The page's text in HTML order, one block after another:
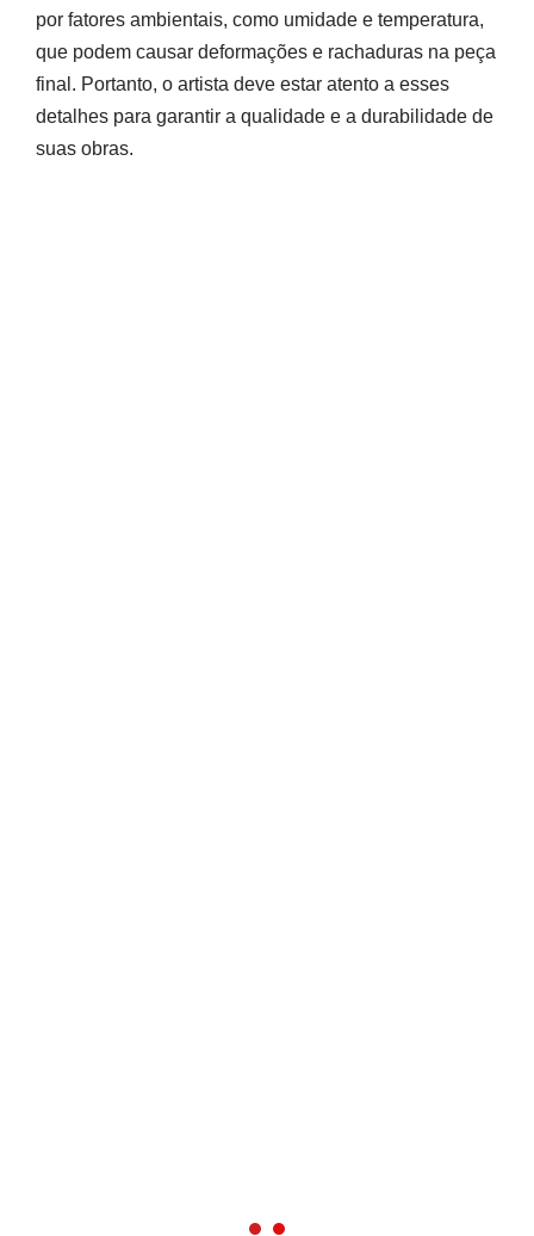
por fatores ambientais, como umidade e temperatura,
que podem causar deformações e rachaduras na peça
final. Portanto, o artista deve estar atento a esses
detalhes para garantir a qualidade e a durabilidade de
suas obras.